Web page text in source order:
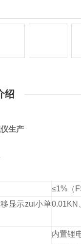
绍
生产
≤1%（
显示zui小单0.01KN
内置锂